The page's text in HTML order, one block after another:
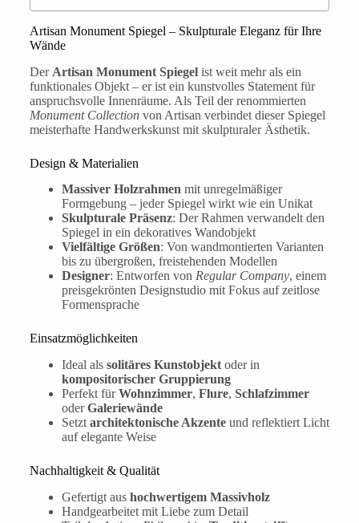
Artisan Monument Spiegel – Skulpturale Eleganz für Ihre
Wände
Der Artisan Monument Spiegelist weit mehr als ein
funktionales Objekt – er ist ein kunstvolles Statement für
anspruchsvolle Innenräume. Als Teil der renommierten
Monument Collectionvon Artisan verbindet dieser Spiegel
meisterhafte Handwerkskunst mit skulpturaler Ästhetik.
Design & Materialien
Massiver Holzrahmenmit unregelmäßiger
Formgebung – jeder Spiegel wirkt wie ein Unikat
Skulpturale Präsenz: Der Rahmen verwandelt den
Spiegel in ein dekoratives Wandobjekt
Vielfältige Größen: Von wandmontierten Varianten
bis zu übergroßen, freistehenden Modellen
Designer: Entworfen von Regular Company, einem
preisgekrönten Designstudio mit Fokus auf zeitlose
Formensprache
Einsatzmöglichkeiten
Ideal als solitäres Kunstobjektoder in
kompositorischer Gruppierung
Perfekt fürWohnzimmer, Flure, Schlafzimmer
oderGaleriewände
Setzt architektonische Akzenteund reflektiert Licht
auf elegante Weise
Nachhaltigkeit & Qualität
Gefertigt aus hochwertigem Massivholz
Handgearbeitet mit Liebe zum Detail